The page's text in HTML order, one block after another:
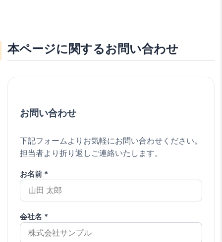
本ページに関するお問い合わせ
お問い合わせ
下記フォームよりお気軽にお問い合わせください。
担当者より折り返しご連絡いたします。
お名前 *
会社名 *